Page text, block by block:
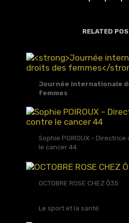
RELATED
Journée internationale
femmes
Sophie POIROUX –
le cancer 44
OCTOBRE ROSE CHEZ Ô35
Le sport et la santé